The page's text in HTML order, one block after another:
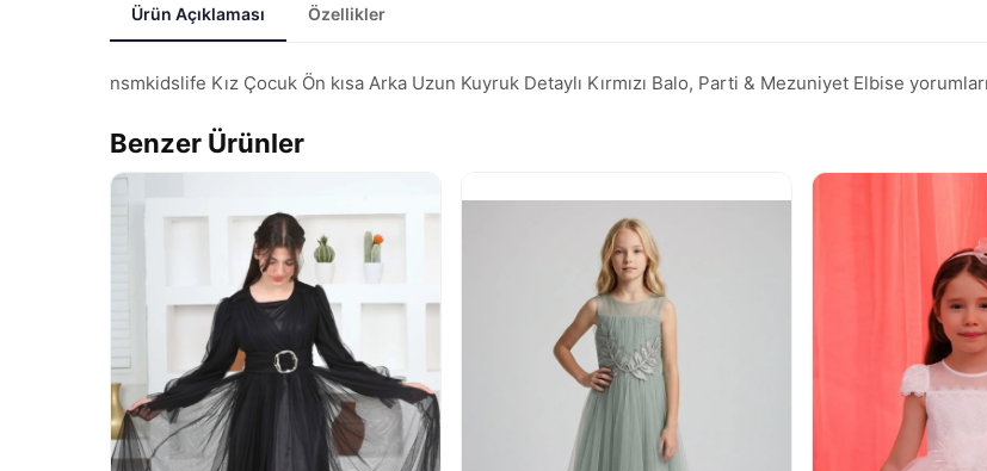
Ürün Açıklaması Özellikler
nsmkidslife Kız Çocuk Ön kısa Arka Uzun Kuyruk Detaylı Kırmızı Balo, Parti & Mezuniyet Elbise
Benzer Ürünler